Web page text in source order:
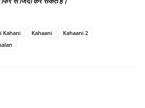
Kahani Kahaani
Kahaani 2